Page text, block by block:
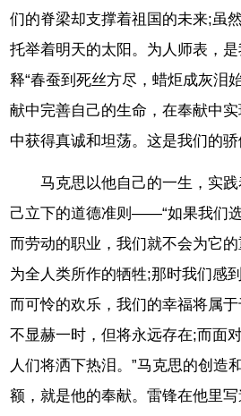
们的脊梁却支撑着祖国的未来;虽
托举着明天的太阳。为人师表，
释“春蚕到死丝方尽，蜡炬成灰泪
献中完善自己的生命，在奉献中
中获得真诚和坦荡。这是我们的骄
马克思以他自己的一生，实
己立下的道德准则——“如果我们
而劳动的职业，我们就不会为它
为全人类所作的牺牲;那时我们感
而可怜的欢乐，我们的幸福将属
不显赫一时，但将永远存在;而面
人们将洒下热泪。”马克思的创造
额，就是他的奉献。雷锋在他里